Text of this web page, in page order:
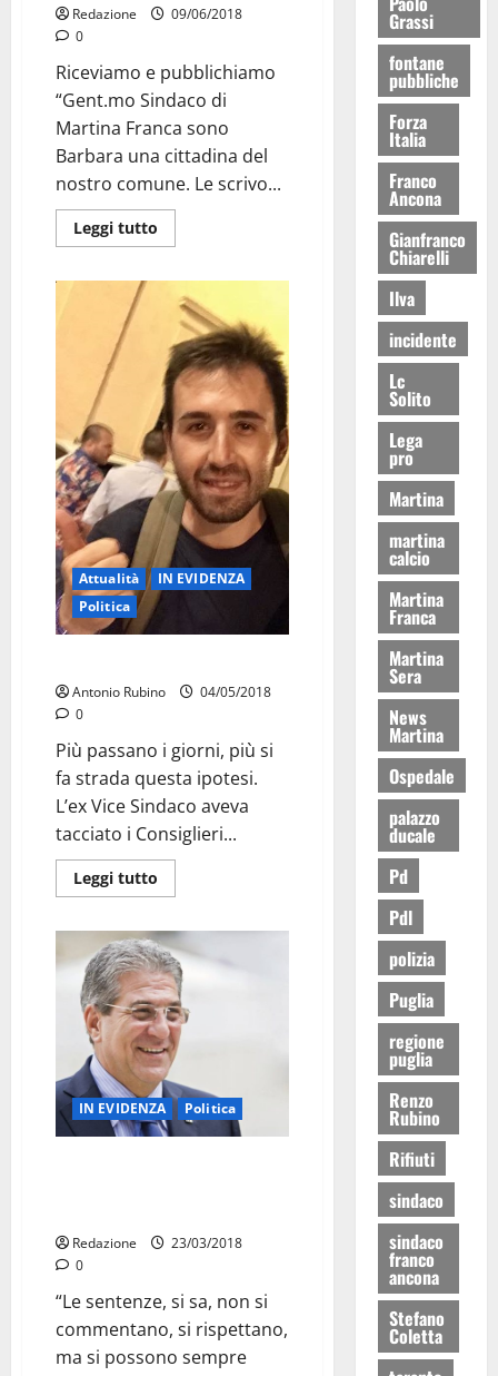
Redazione
09/06/2018
0
Riceviamo e pubblichiamo
“Gent.mo Sindaco di
Martina Franca sono
Barbara una cittadina del
nostro comune. Le scrivo...
Leggi tutto
Attualità
IN EVIDENZA
Politica
Antonio Rubino
04/05/2018
0
Più passano i giorni, più si
fa strada questa ipotesi.
L’ex Vice Sindaco aveva
tacciato i Consiglieri...
Leggi tutto
IN EVIDENZA Politica
Redazione
23/03/2018
0
“Le sentenze, si sa, non si
commentano, si rispettano,
ma si possono sempre
Grassi
fontane
pubbliche
Forza
Italia
Franco
Ancona
Gianfranco
Chiarelli
Ilva
incidente
Lc
Solito
Lega
pro
Martina
martina
calcio
Martina
Franca
Martina
Sera
News
Martina
Ospedale
palazzo
ducale
Pd
Pdl
polizia
Puglia
regione
puglia
Renzo
Rubino
Rifiuti
sindaco
sindaco
franco
ancona
Stefano
Coletta